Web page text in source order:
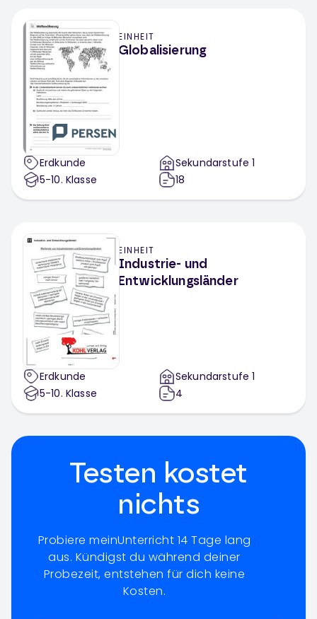
EINHEIT
Globalisierung
Erdkunde
5-10. Klasse
Sekundarstufe 1
18
EINHEIT
Industrie- und
Entwicklungsländer
Erdkunde
5-10. Klasse
Sekundarstufe 1
4
Testen kostet
nichts
Probiere meinUnterricht 14 Tage lang
aus. Kündigst du während deiner
Probezeit, entstehen für dich keine
Kosten.